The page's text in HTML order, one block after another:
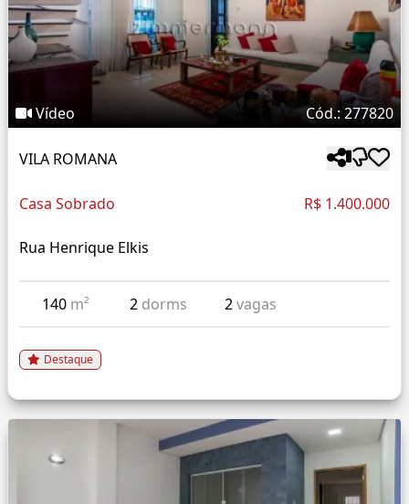
Vídeo Cód.: 277820
VILA ROMANA
Casa Sobrado R$ 1.400.000
Rua Henrique Elkis
140 m² 2 dorms 2vagas
Destaque